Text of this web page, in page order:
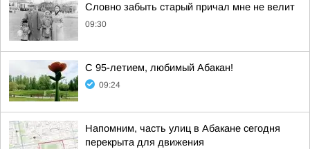
Словно забыть старый причал мне не велит
09:30
С 95-летием, любимый Абакан!
09:24
Напомним, часть улиц в Абакане сегодня
перекрыта для движения